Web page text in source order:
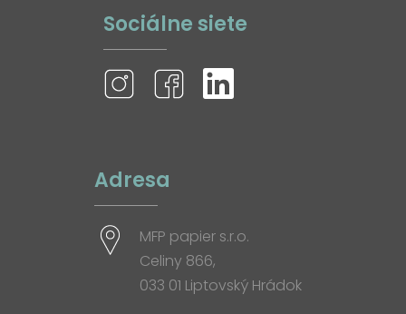
Sociálne siete
Adresa
MFP papier s.r.o.
Celiny 866,
033 01 Liptovský Hrádok